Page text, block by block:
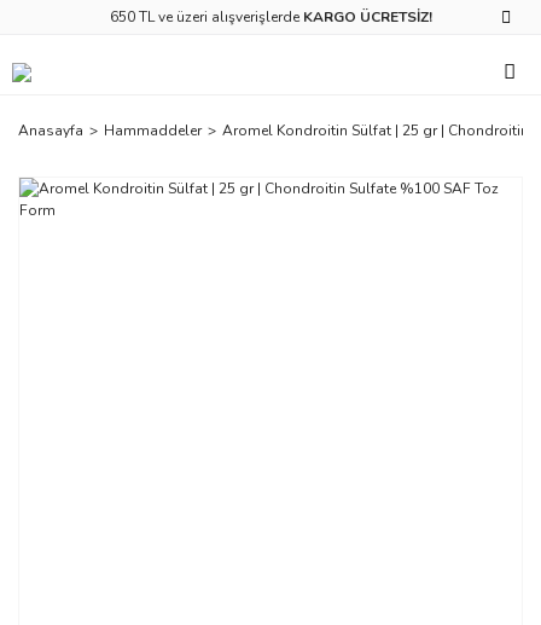
650 TL ve üzeri alışverişlerde KARGO ÜCRETSİZ!
Anasayfa Hammaddeler Aromel Kondroitin Sülfat | 25 gr | ‎Chondroitin